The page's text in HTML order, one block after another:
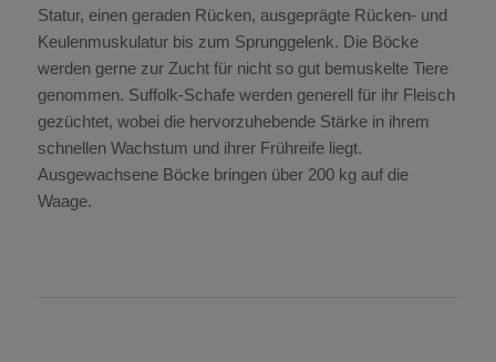
Statur, einen geraden Rücken, ausgeprägte Rücken- und
Keulenmuskulatur bis zum Sprunggelenk. Die Böcke
werden gerne zur Zucht für nicht so gut bemuskelte Tiere
genommen. Suffolk-Schafe werden generell für ihr Fleisch
gezüchtet, wobei die hervorzuhebende Stärke in ihrem
schnellen Wachstum und ihrer Frühreife liegt.
Ausgewachsene Böcke bringen über 200 kg auf die
Waage.